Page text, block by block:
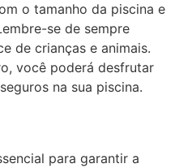
o tamanho da piscina e
se de sempre
de crianças e animais.
você poderá desfrutar
na sua piscina.
para garantir a